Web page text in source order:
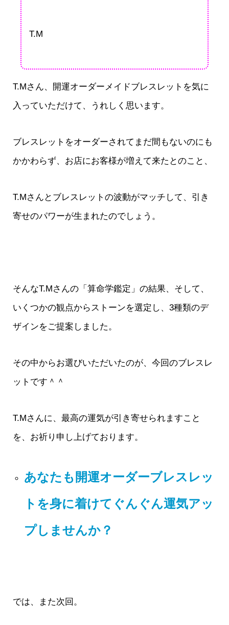
T.M
T.Mさん、開運オーダーメイドブレスレットを気に
入っていただけて、うれしく思います。
ブレスレットをオーダーされてまだ間もないのにも
かかわらず、お店にお客様が増えて来たとのこと、
T.Mさんとブレスレットの波動がマッチして、引き
寄せのパワーが生まれたのでしょう。
そんなT.Mさんの「算命学鑑定」の結果、そして、
いくつかの観点からストーンを選定し、3種類のデ
ザインをご提案しました。
その中からお選びいただいたのが、今回のブレスレ
ットです＾＾
T.Mさんに、最高の運気が引き寄せられますこと
を、お祈り申し上げております。
あなたも開運オーダーブレスレッ
トを身に着けてぐんぐん運気アッ
プしませんか？
では、また次回。